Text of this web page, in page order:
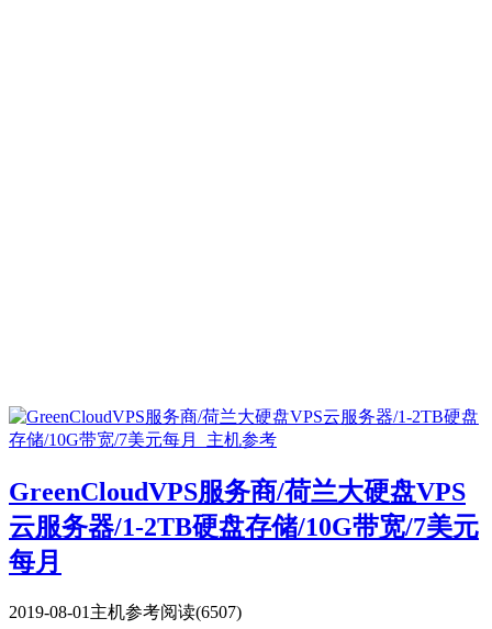
GreenCloudVPS服务商/荷兰大硬盘VPS
云服务器/1-2TB硬盘存储/10G带宽/7美元
每月
2019-08-01 主机参考阅读(6507)